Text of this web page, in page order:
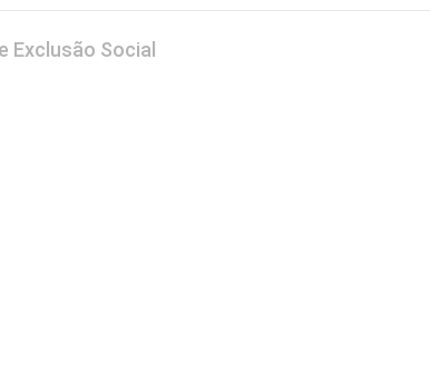
Exclusão Social